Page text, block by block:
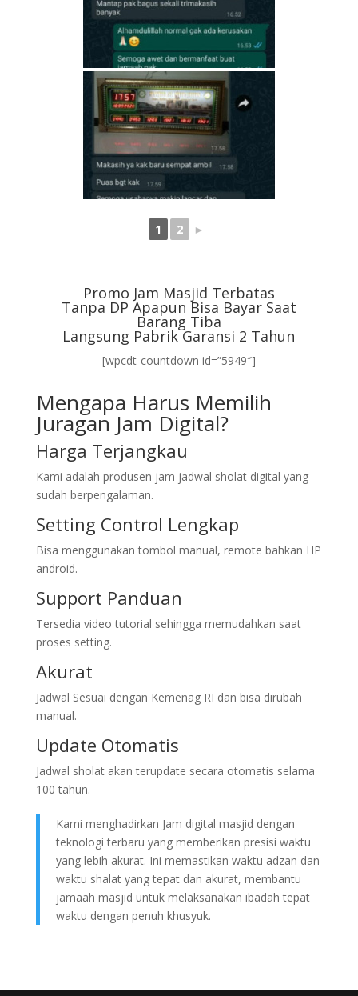
1 2 ►
Promo Jam Masjid Terbatas
Tanpa DP Apapun Bisa Bayar Saat
Barang Tiba
Langsung Pabrik Garansi 2 Tahun
[wpcdt-countdown id=”5949″]
Mengapa Harus Memilih
Juragan Jam Digital?
Harga Terjangkau
Kami adalah produsen jam jadwal sholat digital yang
sudah berpengalaman.
Setting Control Lengkap
Bisa menggunakan tombol manual, remote bahkan HP
android.
Support Panduan
Tersedia video tutorial sehingga memudahkan saat
proses setting.
Akurat
Jadwal Sesuai dengan Kemenag RI dan bisa dirubah
manual.
Update Otomatis
Jadwal sholat akan terupdate secara otomatis selama
100 tahun.
Kami menghadirkan Jam digital masjid dengan
teknologi terbaru yang memberikan presisi waktu
yang lebih akurat. Ini memastikan waktu adzan dan
waktu shalat yang tepat dan akurat, membantu
jamaah masjid untuk melaksanakan ibadah tepat
waktu dengan penuh khusyuk.